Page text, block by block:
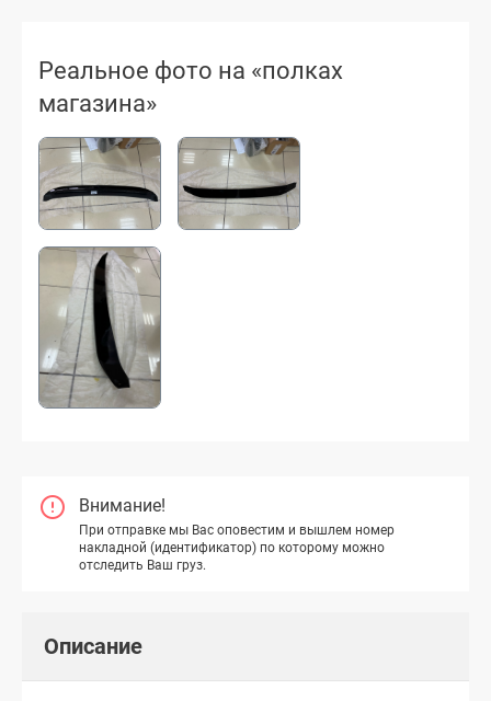
Реальное фото на «полках
магазина»
Внимание!
При отправке мы Вас оповестим и вышлем номер
накладной (идентификатор) по которому можно
отследить Ваш груз.
Описание